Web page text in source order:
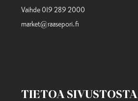
Vaihde 019 289 2000
market@raasepori.fi
TIETOA SIVUSTOSTA